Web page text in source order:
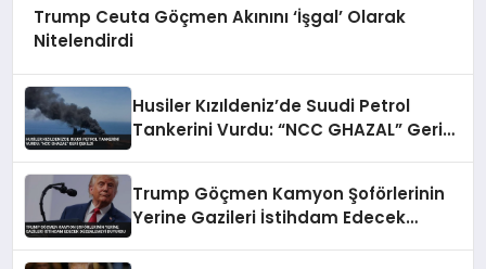
Trump Ceuta Göçmen Akınını ‘İşgal’ Olarak
Nitelendirdi
Husiler Kızıldeniz’de Suudi Petrol
Tankerini Vurdu: “NCC GHAZAL” Geri
Trump Göçmen Kamyon Şoförlerinin
Yerine Gazileri İstihdam Edecek